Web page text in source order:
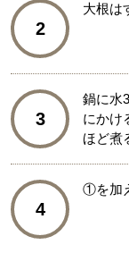
2
大根は
3
鍋に水
にかけ
ほど煮
4
①を加